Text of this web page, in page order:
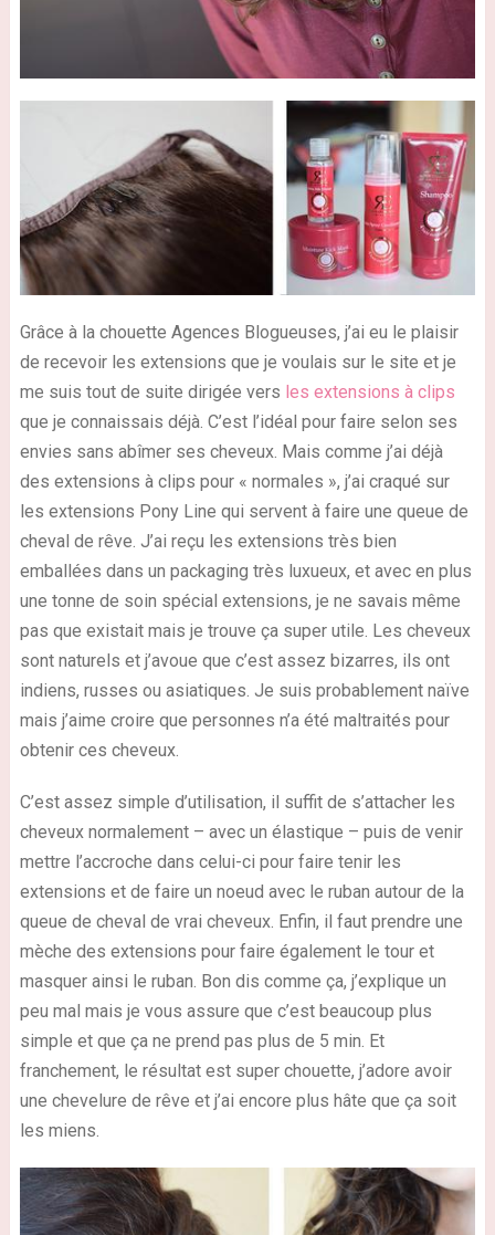
Grâce à la chouette Agences Blogueuses, j’ai eu le plaisir
de recevoir les extensions que je voulais sur le site et je
me suis tout de suite dirigée vers les extensions à clips
que je connaissais déjà. C’est l’idéal pour faire selon ses
envies sans abîmer ses cheveux. Mais comme j’ai déjà
des extensions à clips pour « normales », j’ai craqué sur
les extensions Pony Line qui servent à faire une queue de
cheval de rêve. J’ai reçu les extensions très bien
emballées dans un packaging très luxueux, et avec en plus
une tonne de soin spécial extensions, je ne savais même
pas que existait mais je trouve ça super utile. Les cheveux
sont naturels et j’avoue que c’est assez bizarres, ils ont
indiens, russes ou asiatiques. Je suis probablement naïve
mais j’aime croire que personnes n’a été maltraités pour
obtenir ces cheveux.
C’est assez simple d’utilisation, il suffit de s’attacher les
cheveux normalement – avec un élastique – puis de venir
mettre l’accroche dans celui-ci pour faire tenir les
extensions et de faire un noeud avec le ruban autour de la
queue de cheval de vrai cheveux. Enfin, il faut prendre une
mèche des extensions pour faire également le tour et
masquer ainsi le ruban. Bon dis comme ça, j’explique un
peu mal mais je vous assure que c’est beaucoup plus
simple et que ça ne prend pas plus de 5 min. Et
franchement, le résultat est super chouette, j’adore avoir
une chevelure de rêve et j’ai encore plus hâte que ça soit
les miens.